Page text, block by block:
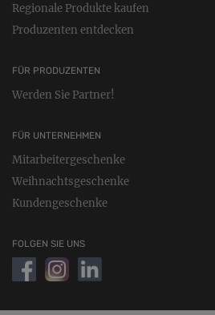
Regionale Produkte kaufen
Produzenten entdecken
FÜR PRODUZENTEN
Werden Sie Partner!
FÜR UNTERNEHMEN
Mitarbeitergeschenke
Weihnachtsgeschenke
Kundengeschenke
FOLGEN SIE UNS